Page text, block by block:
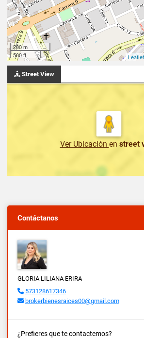
200 m
500 ft
Leaflet
Street View
Ver Ubicación en street
Contáctanos
GLORIA LILIANA ERIRA
573128617346
brokerbienesraices00@gmail.com
¿Prefieres que te contactemos?